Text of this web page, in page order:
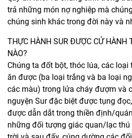
trả những món nợ nghiệp mà
chúng sinh khác trong đời này và
THỰC HÀNH SUR ĐƯỢC CỬ HÀNH
NÀO?
Chúng ta đốt bột, thóc lúa, các
ăn được (ba loại trắng và ba loại
các màu) trong lửa cháy đượm và
nguyện Sur đặc biệt được tụng
được dẫn dắt trong thiền định/
những đối tượng giác quan/lạc